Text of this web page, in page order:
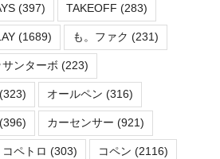
(397) TAKEOFF (283)
(1689) も。ファク (231)
サンターボ (223)
(323) オールペン (316)
(396) カーセンサー (921)
コペトロ (303) コペン (2116)